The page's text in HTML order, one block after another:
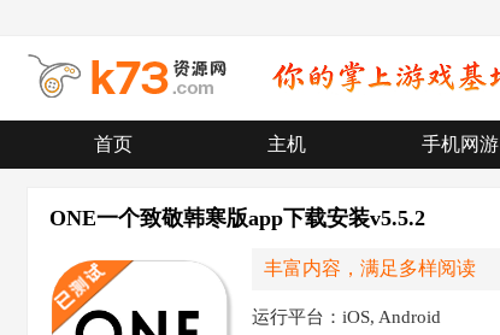
首页 主机 手机网游
ONE一个致敬韩寒版app下载安装v5.5.2
丰富内容，满足多样阅读
运行平台：iOS, Android